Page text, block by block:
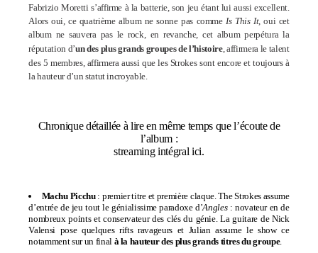
Fabrizio Moretti s’affirme à la batterie, son jeu étant lui aussi excellent.
Alors oui, ce quatrième album ne sonne pas commeIs This It, oui cet
album ne sauvera pas le rock, en revanche, cet album perpétura la
réputation d’un des plus grands groupes de l’histoire, affirmera le talent
des 5 membres, affirmera aussi que les Strokes sont encore et toujours à
la hauteur d’un statut incroyable.
Chronique détaillée à lire en même temps que l’écoute de
l’album :
streaming intégral ici.
Machu Picchu : premier titre et première claque. The Strokes assume
d’entrée de jeu tout le génialissime paradoxe d’Angles: novateur en de
nombreux points et conservateur des clés du génie. La guitare de Nick
Valensi pose quelques rifts ravageurs et Julian assume le show ce
notamment sur un finalà la hauteur des plus grands titres du groupe.